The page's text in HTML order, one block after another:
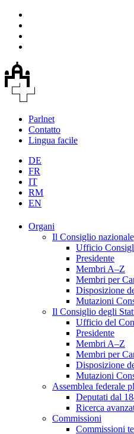
Parlnet
Contatto
Lingua facile
DE
FR
IT
RM
EN
Organi
Il Consiglio nazionale
Ufficio
Presidente
Membri A–Z
Membri per
Disposizione
Mutazioni
Il Consiglio degli
Ufficio del
Presidente
Membri A–Z
Membri per
Disposizione
Mutazioni
Assemblea federale
Deputati dal
Ricerca
Commissioni
Commissioni